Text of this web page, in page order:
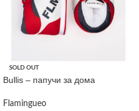
SOLD OUT
Bullis – папучи за дома
Flamingueo